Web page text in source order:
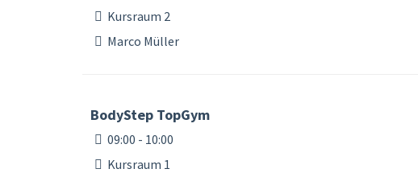
Kursraum 2
Marco Müller
BodyStep TopGym
09:00 - 10:00
Kursraum 1